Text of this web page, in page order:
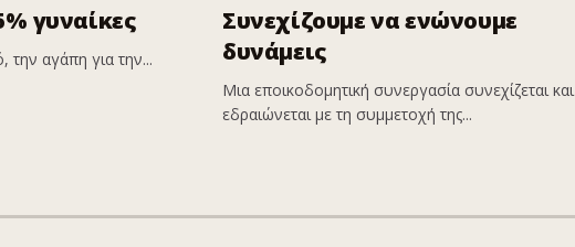
γυναίκες
την αγάπη για την...
Συνεχίζουμε να ενώνουμε
δυνάμεις
Μια εποικοδομητική συνεργασία συνεχίζεται και
εδραιώνεται με τη συμμετοχή της...